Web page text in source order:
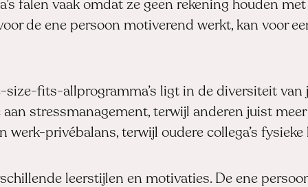
falen vaak omdat ze geen rekening houden
de ene persoon motiverend werkt, kan voor
fits-allprogramma’s ligt in de diversiteit van
stressmanagement, terwijl anderen juist
werk-privébalans, terwijl oudere collega’s
leerstijlen en motivaties. De ene